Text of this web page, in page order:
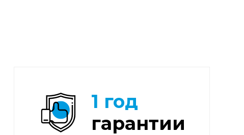
1 год
гарантии